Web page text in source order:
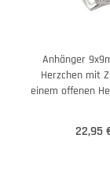
Anhänger
Herzchen mit
einem offenen
22,95